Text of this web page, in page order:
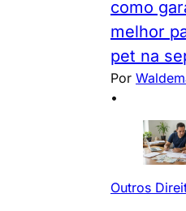
como
melhor
pet na
Por
•
Outros